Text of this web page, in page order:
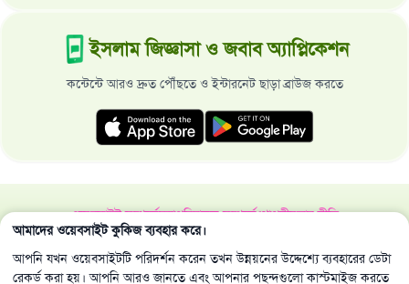
ইসলাম জিজ্ঞাসা ও জবাব অ্যাপ্লিকেশন
কন্টেন্টে আরও দ্রুত পৌঁছতে ও ইন্টারনেট ছাড়া ব্রাউজ করতে
ওয়েবসাইট সম্পর্কেমহাপরিচালক সম্পর্কেগোপনীয়তার নীতি
সর্বস্বত্ব ইসলাম জিজ্ঞাসা ও জবাব ওয়েবসাইট কর্তৃক সংরক্ষিত 1997-2025 ©
আমাদের ওয়েবসাইট কুকিজ ব্যবহার করে।
আপনি যখন ওয়েবসাইটটি পরিদর্শন করেন তখন উন্নয়নের উদ্দেশ্যে ব্যবহারের ডেটা
রেকর্ড করা হয়। আপনি আরও জানতে এবং আপনার পছন্দগুলো কাস্টমাইজ করতে